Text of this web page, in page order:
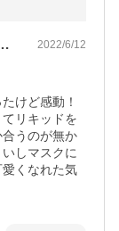
ててやっと買って使… 2022/6/12
けど感動！
リキッドを
うのが無か
しマスクに
くなれた気